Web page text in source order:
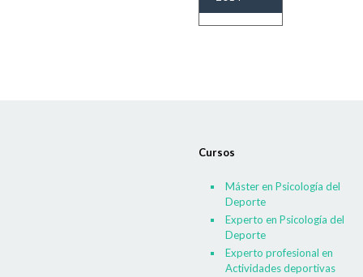
Cursos
Máster en Psicología del
Deporte
Experto en Psicología del
Deporte
Experto profesional en
Actividades deportivas